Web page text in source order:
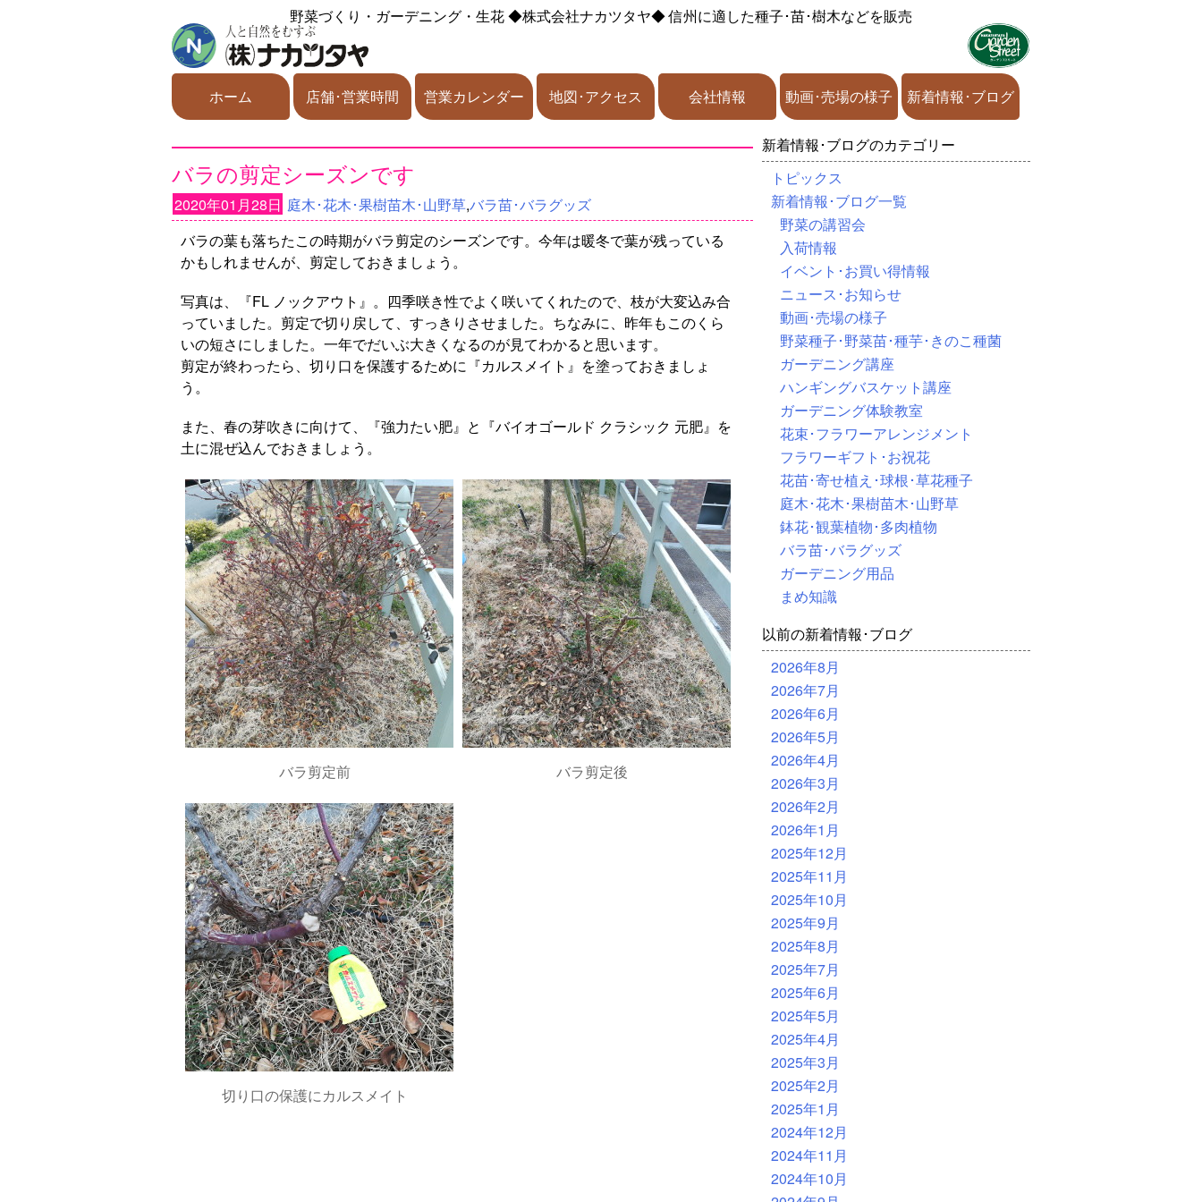
野菜づくり・ガーデニング・生花◆株式会社ナカツタヤ◆信州に適した種子･苗･樹木などを販売
ホーム 店舗･営業時間 営業カレンダー 地図･アクセス 会社情報 動画･売場の様子 新着情報･ブログ
バラの剪定シーズンです
2020年01月28日 庭木･花木･果樹苗木･山野草,バラ苗･バラグッズ
バラの葉も落ちたこの時期がバラ剪定のシーズンです。今年は暖冬で葉が残っている
かもしれませんが、剪定しておきましょう。
写真は、『FL ノックアウト』。四季咲き性でよく咲いてくれたので、枝が大変込み合
っていました。剪定で切り戻して、すっきりさせました。ちなみに、昨年もこのくら
いの短さにしました。一年でだいぶ大きくなるのが見てわかると思います。
剪定が終わったら、切り口を保護するために『カルスメイト』を塗っておきましょ
う。
また、春の芽吹きに向けて、『強力たい肥』と『バイオゴールド クラシック 元肥』を
土に混ぜ込んでおきましょう。
バラ剪定前 バラ剪定後
切り口の保護にカルスメイト
新着情報･ブログのカテゴリー
トピックス
新着情報･ブログ一覧
野菜の講習会
入荷情報
イベント･お買い得情報
ニュース･お知らせ
動画･売場の様子
野菜種子･野菜苗･種芋･きのこ種菌
ガーデニング講座
ハンギングバスケット講座
ガーデニング体験教室
花束･フラワーアレンジメント
フラワーギフト･お祝花
花苗･寄せ植え･球根･草花種子
庭木･花木･果樹苗木･山野草
鉢花･観葉植物･多肉植物
バラ苗･バラグッズ
ガーデニング用品
まめ知識
以前の新着情報･ブログ
2026年8月
2026年7月
2026年6月
2026年5月
2026年4月
2026年3月
2026年2月
2026年1月
2025年12月
2025年11月
2025年10月
2025年9月
2025年8月
2025年7月
2025年6月
2025年5月
2025年4月
2025年3月
2025年2月
2025年1月
2024年12月
2024年11月
2024年10月